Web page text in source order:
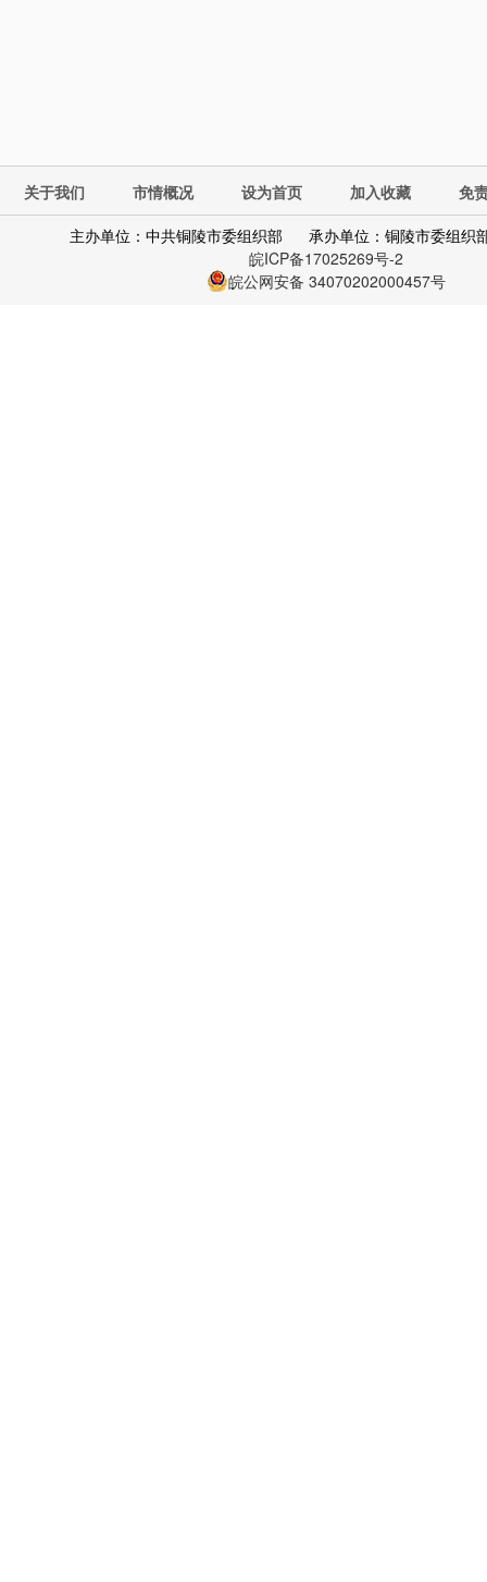
关于我们 市情概况 设为首页 加入收藏
免
主办单位：中共铜陵市委组织部
承办单位：铜陵市委组织
皖ICP备17025269号-2
皖公网安备 34070202000457号